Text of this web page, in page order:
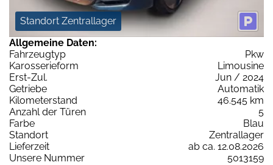
Standort Zentrallager
Allgemeine Daten:
Fahrzeugtyp
Pkw
Karosserieform
Limousine
Erst-Zul.
Jun / 2024
Getriebe
Automatik
Kilometerstand
46.545 km
Anzahl der Türen
5
Farbe
Blau
Standort
Zentrallager
Lieferzeit
ab ca. 12.08.2026
Unsere Nummer
5013159